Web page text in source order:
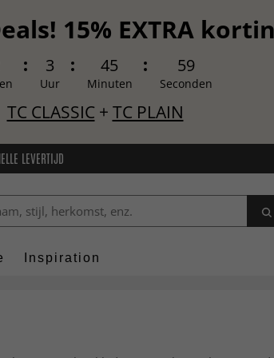
15% EXTRA
3
Uur
45
Minuten
57
Seconden
TC CLASSIC+ TC PLAIN
LEVERTIJD
Inspiration